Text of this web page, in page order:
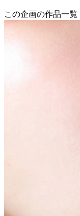
この企画の作品一覧